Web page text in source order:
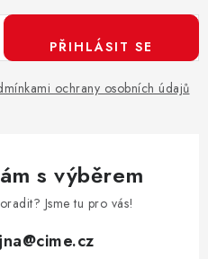
ochrany osobních údajů
PŘIHLÁSIT SE
s výběrem
Jsme tu pro vás!
@cime.cz